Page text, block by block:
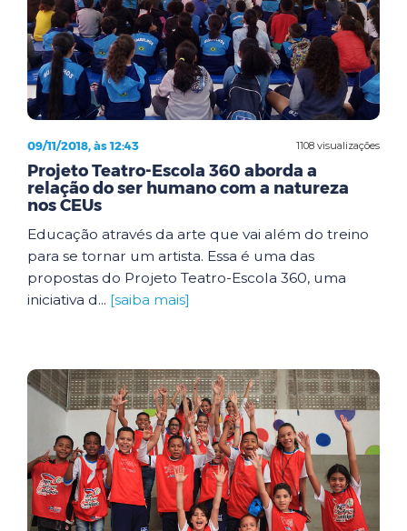
1108 visualizações
09/11/2018, às 12:43
Projeto Teatro-Escola 360 aborda a
relação do ser humano com a natureza
nos CEUs
Educação através da arte que vai além do treino
para se tornar um artista. Essa é uma das
propostas do Projeto Teatro-Escola 360, uma
iniciativa d... [saiba mais]